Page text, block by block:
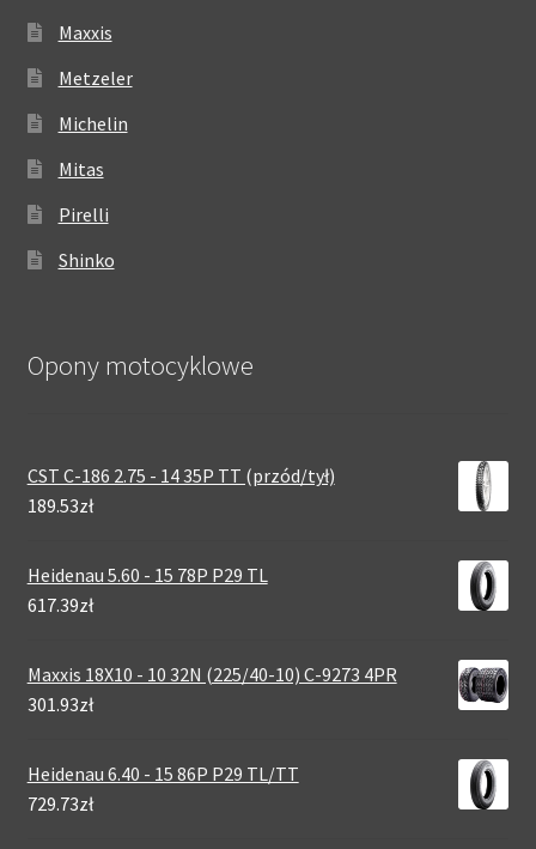
Maxxis
Metzeler
Michelin
Mitas
Pirelli
Shinko
Opony motocyklowe
CST C-186 2.75 - 14 35P TT (przód/tył)
189.53zł
Heidenau 5.60 - 15 78P P29 TL
617.39zł
Maxxis 18X10 - 10 32N (225/40-10) C-9273 4PR
301.93zł
Heidenau 6.40 - 15 86P P29 TL/TT
729.73zł